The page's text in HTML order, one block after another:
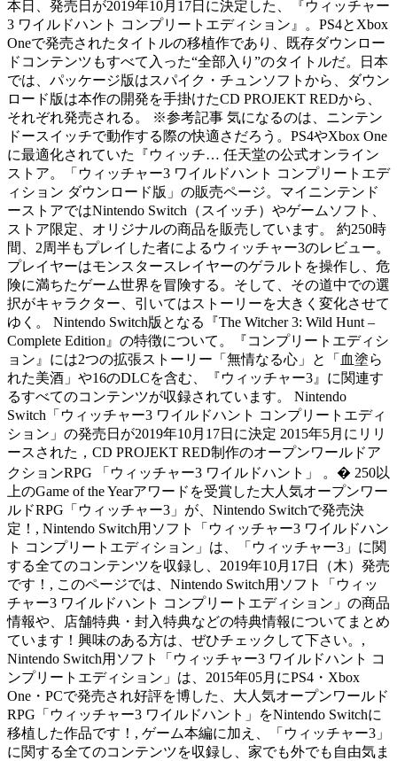
本日、発売日が2019年10月17日に決定した、『ウィッチャー
3 ワイルドハント コンプリートエディション』。PS4とXbox
Oneで発売されたタイトルの移植作であり、既存ダウンロー
ドコンテンツもすべて入った“全部入り”のタイトルだ。日本
では、パッケージ版はスパイク・チュンソフトから、ダウン
ロード版は本作の開発を手掛けたCD PROJEKT REDから、
それぞれ発売される。 ※参考記事 気になるのは、ニンテン
ドースイッチで動作する際の快適さだろう。PS4やXbox One
に最適化されていた『ウィッチ… 任天堂の公式オンライン
ストア。「ウィッチャー3 ワイルドハント コンプリートエデ
ィション ダウンロード版」の販売ページ。マイニンテンド
ーストアではNintendo Switch（スイッチ）やゲームソフト、
ストア限定、オリジナルの商品を販売しています。 約250時
間、2周半もプレイした者によるウィッチャー3のレビュー。
プレイヤーはモンスタースレイヤーのゲラルトを操作し、危
険に満ちたゲーム世界を冒険する。そして、その道中での選
択がキャラクター、引いてはストーリーを大きく変化させて
ゆく。 Nintendo Switch版となる『The Witcher 3: Wild Hunt –
Complete Edition』の特徴について。『コンプリートエディシ
ョン』には2つの拡張ストーリー「無情なる心」と「血塗ら
れた美酒」や16のDLCを含む、『ウィッチャー3』に関連す
るすべてのコンテンツが収録されています。 Nintendo
Switch「ウィッチャー3 ワイルドハント コンプリートエディ
ション」の発売日が2019年10月17日に決定 2015年5月にリリ
ースされた，CD PROJEKT RED制作のオープンワールドア
クションRPG 「ウィッチャー3 ワイルドハント」 。� 250以
上のGame of the Yearアワードを受賞した大人気オープンワー
ルドRPG「ウィッチャー3」が、Nintendo Switchで発売決
定！, Nintendo Switch用ソフト「ウィッチャー3 ワイルドハン
ト コンプリートエディション」は、「ウィッチャー3」に関
する全てのコンテンツを収録し、2019年10月17日（木）発売
です！, このページでは、Nintendo Switch用ソフト「ウィッ
チャー3 ワイルドハント コンプリートエディション」の商品
情報や、店舗特典・封入特典などの特典情報についてまとめ
ています！興味のある方は、ぜひチェックして下さい。,
Nintendo Switch用ソフト「ウィッチャー3 ワイルドハント コ
ンプリートエディション」は、2015年05月にPS4・Xbox
One・PCで発売され好評を博した、大人気オープンワールド
RPG「ウィッチャー3 ワイルドハント」をNintendo Switchに
移植した作品です！, ゲーム本編に加え、「ウィッチャー3」
に関する全てのコンテンツを収録し、家でも外でも自由気ま